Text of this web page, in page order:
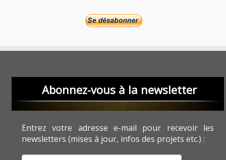
Abonnez-vous à la newsletter
Entrez votre adresse e-mail pour recevoir les
newsletters (mises à jour, infos des projets etc.) :